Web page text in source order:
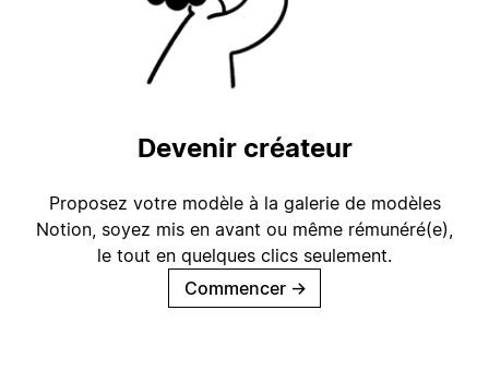
Devenir créateur
Proposez votre modèle à la galerie de modèles
Notion, soyez mis en avant ou même rémunéré(e),
le tout en quelques clics seulement.
Commencer →